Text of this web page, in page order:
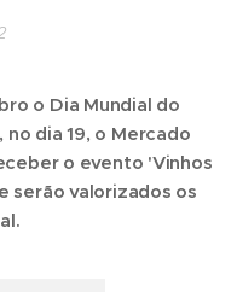
o Dia Mundial do
dia 19, o Mercado
o evento 'Vinhos
serão valorizados os